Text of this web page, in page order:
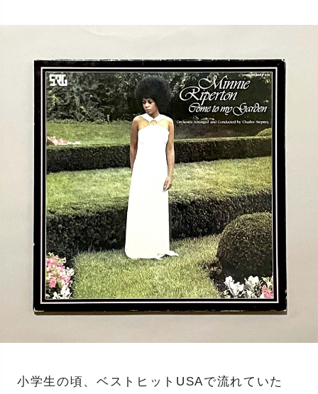
小学生の頃、ベストヒットUSAで流れていた